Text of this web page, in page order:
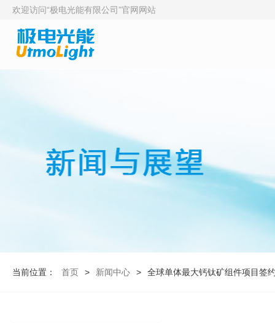
欢迎访问“极电光能有限公司”官网网站
当前位置： 首页 > 新闻中心 > 全球单体最大钙钛矿组件项目签